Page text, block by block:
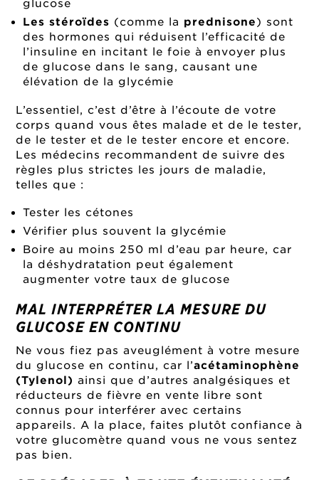
glucose
Les stéroïdes (comme la prednisone) sont
des hormones qui réduisent l’efficacité de
l’insuline en incitant le foie à envoyer plus
de glucose dans le sang, causant une
élévation de la glycémie
L’essentiel, c’est d’être à l’écoute de votre
corps quand vous êtes malade et de le tester,
de le tester et de le tester encore et encore.
Les médecins recommandent de suivre des
règles plus strictes les jours de maladie,
telles que :
Tester les cétones
Vérifier plus souvent la glycémie
Boire au moins 250 ml d’eau par heure, car
la déshydratation peut également
augmenter votre taux de glucose
MAL INTERPRÉTER LA MESURE DU
GLUCOSE EN CONTINU
Ne vous fiez pas aveuglément à votre mesure
du glucose en continu, car l’acétaminophène
(Tylenol) ainsi que d’autres analgésiques et
réducteurs de fièvre en vente libre sont
connus pour interférer avec certains
appareils. A la place, faites plutôt confiance à
votre glucomètre quand vous ne vous sentez
pas bien.